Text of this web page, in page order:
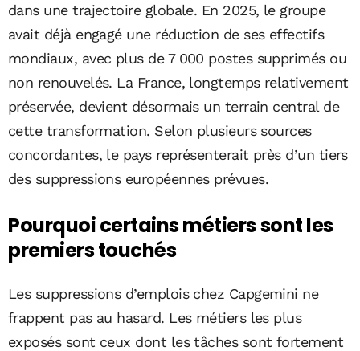
dans une trajectoire globale. En 2025, le groupe
avait déjà engagé une réduction de ses effectifs
mondiaux, avec plus de 7 000 postes supprimés ou
non renouvelés. La France, longtemps relativement
préservée, devient désormais un terrain central de
cette transformation. Selon plusieurs sources
concordantes, le pays représenterait près d’un tiers
des suppressions européennes prévues.
Pourquoi certains métiers sont les
premiers touchés
Les suppressions d’emplois chez Capgemini ne
frappent pas au hasard. Les métiers les plus
exposés sont ceux dont les tâches sont fortement